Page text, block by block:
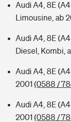
Audi A4, 8E (A4
Limousine, ab
Audi A4, 8E (A4
Diesel, Kombi,
Audi A4, 8E
2001 (0588 /
Audi A4, 8E
2001 (0588 /